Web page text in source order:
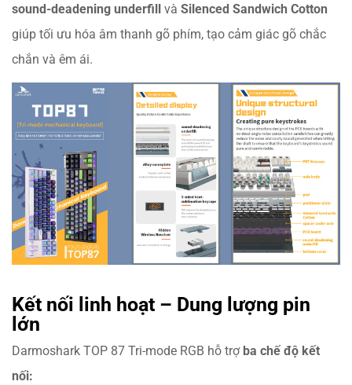
sound-deadening underfill và Silenced Sandwich Cotton
giúp tối ưu hóa âm thanh gõ phím, tạo cảm giác gõ chắc
chắn và êm ái.
Kết nối linh hoạt – Dung lượng pin
lớn
Darmoshark TOP 87 Tri-mode RGB hỗ trợ ba chế độ kết
nối: